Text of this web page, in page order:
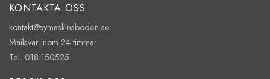
KONTAKTA OSS
kontakt@symaskinsboden.se
Mailsvar inom 24 timmar
Tel. 018-150525